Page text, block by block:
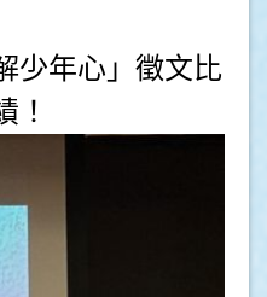
少年心」徵文比
！